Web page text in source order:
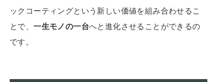
ックコーティングという新しい価値を組み合わせるこ
とで、一生モノの一台へと進化させることができるの
です。